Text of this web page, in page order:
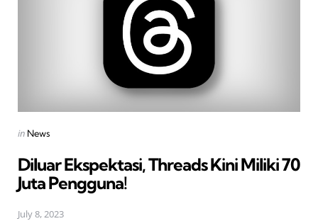
Posted
in News
Diluar Ekspektasi, Threads Kini Miliki 70
Juta Pengguna!
July 8, 2023